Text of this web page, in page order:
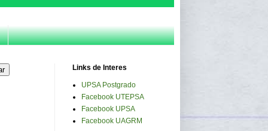
Links de Interes
UPSA Postgrado
Facebook UTEPSA
Facebook UPSA
Facebook UAGRM